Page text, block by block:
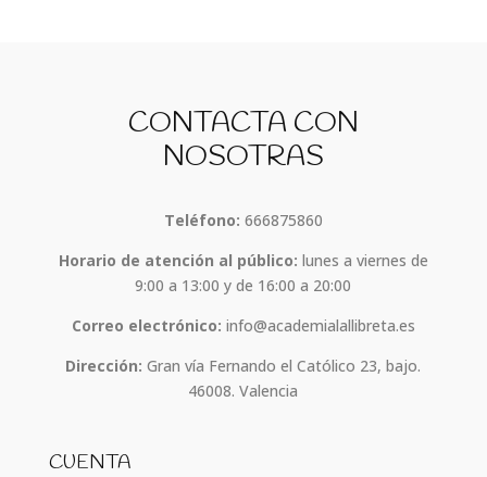
CONTACTA CON
NOSOTRAS
Teléfono: 666875860
Horario de atención al público: lunes a viernes de
9:00 a 13:00 y de 16:00 a 20:00
Correo electrónico: info@academialallibreta.es
Dirección: Gran vía Fernando el Católico 23, bajo.
46008. Valencia
CUENTA